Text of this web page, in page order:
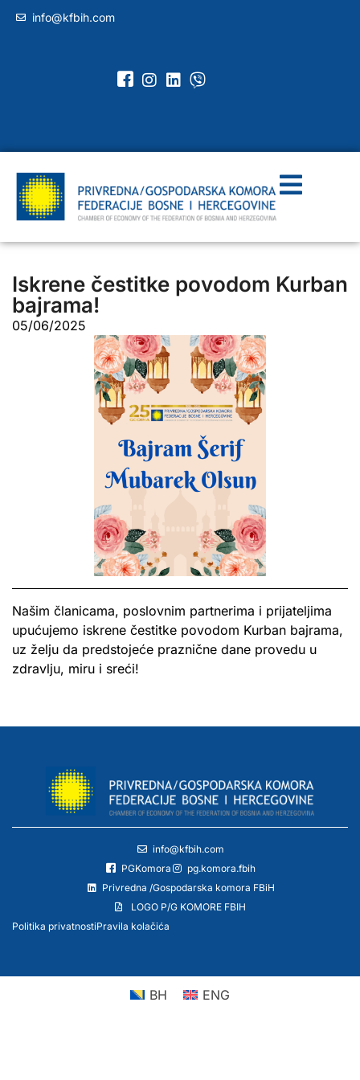
info@kfbih.com
Iskrene čestitke povodom Kurban
bajrama!
05/06/2025
Našim članicama, poslovnim partnerima i prijateljima
upućujemo iskrene čestitke povodom Kurban bajrama,
uz želju da predstojeće praznične dane provedu u
zdravlju, miru i sreći!
info@kfbih.com
PGKomora
pg.komora.fbih
Privredna /Gospodarska komora FBiH
LOGO P/G KOMORE FBIH
Politika privatnostiPravila kolačića
BH ENG